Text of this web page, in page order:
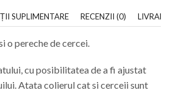
SUPLIMENTARE RECENZII (0) LIVRARE
o pereche de cercei.
cu posibilitatea de a fi ajustat
Atata colierul cat si cerceii sunt